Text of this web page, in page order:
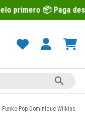
Paga después con

Funko Pop Dominique Wilkins